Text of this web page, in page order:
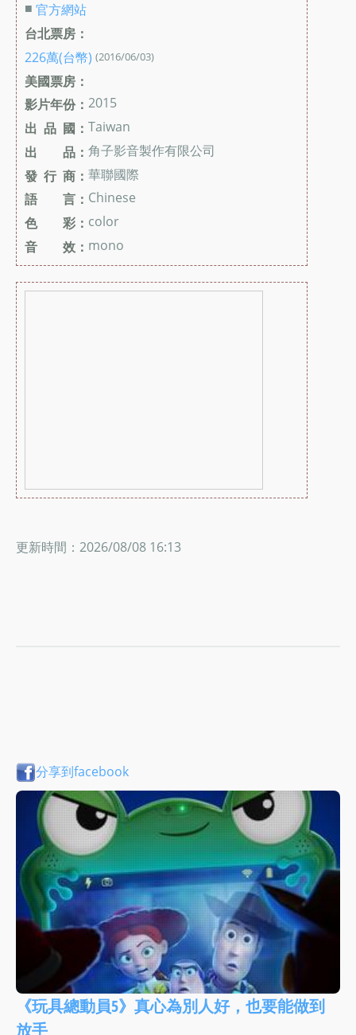
■ 官方網站
台北票房：
226萬(台幣) (2016/06/03)
美國票房：
影片年份： 2015
出 品 國： Taiwan
出 品： 角子影音製作有限公司
發 行 商： 華聯國際
語 言： Chinese
色 彩： color
音 效： mono
更新時間：2026/08/08 16:13
分享到facebook
《玩具總動員5》真心為別人好，也要能做到
放手